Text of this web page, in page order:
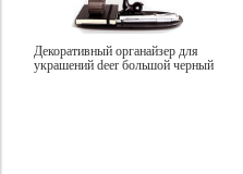
Декоративный органайзер для
украшений deer большой черный